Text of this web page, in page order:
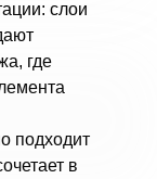
слои
где
подходит
в